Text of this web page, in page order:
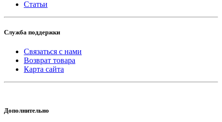
Статьи
Служба поддержки
Связаться с нами
Возврат товара
Карта сайта
Дополнительно